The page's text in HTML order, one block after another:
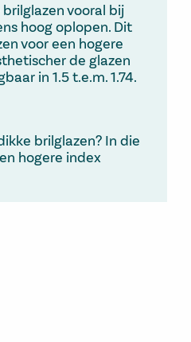
vooral bij
hoog oplopen. Dit
voor een hogere
de glazen
in 1.5 t.e.m. 1.74.
brilglazen? In die
hogere index